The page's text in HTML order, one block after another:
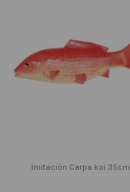
Imitación Carpa koi 35cm